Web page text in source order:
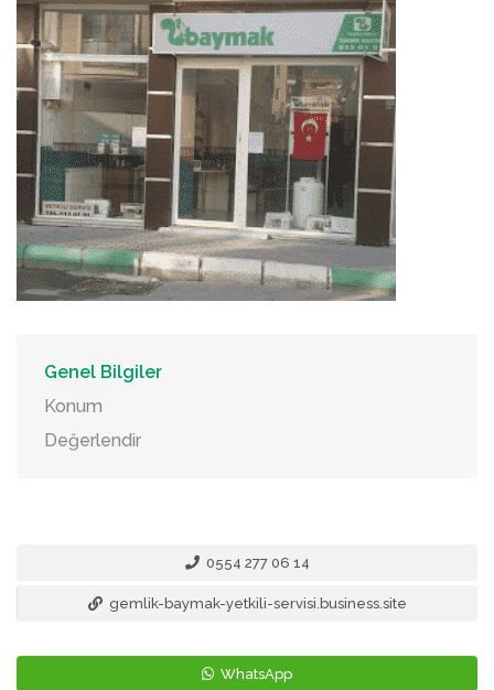
Genel Bilgiler
Konum
Değerlendir
0554 277 06 14
gemlik-baymak-yetkili-servisi.business.site
WhatsApp